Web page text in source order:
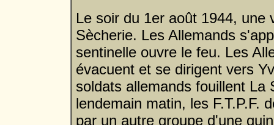
Le soir du 1er août 1944, une
Sècherie. Les Allemands
sentinelle ouvre le feu. Les
évacuent et se dirigent vers
soldats allemands fouillent La
lendemain matin, les F.T.P.F.
par un autre groupe d'une